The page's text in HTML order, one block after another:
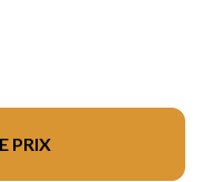
PRIX